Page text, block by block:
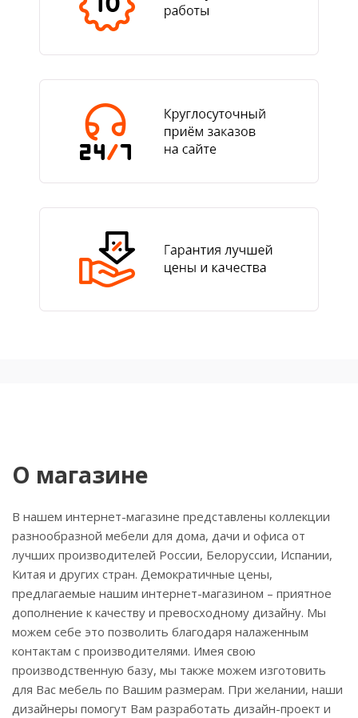
О магазине
В нашем интернет-магазине представлены коллекции
разнообразной мебели для дома, дачи и офиса от
лучших производителей России, Белоруссии, Испании,
Китая и других стран. Демократичные цены,
предлагаемые нашим интернет-магазином – приятное
дополнение к качеству и превосходному дизайну. Мы
можем себе это позволить благодаря налаженным
контактам с производителями. Имея свою
производственную базу, мы также можем изготовить
для Вас мебель по Вашим размерам. При желании, наши
дизайнеры помогут Вам разработать дизайн-проект и